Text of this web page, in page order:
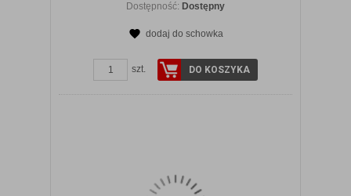
Dostępność: Dostępny
dodaj do schowka
szt. DO KOSZYKA